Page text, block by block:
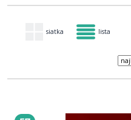
siatka lista